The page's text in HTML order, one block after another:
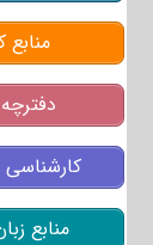
منابع
منابع